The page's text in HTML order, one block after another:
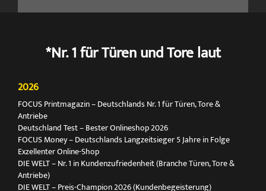
*Nr. 1 für Türen und Tore laut
2026
FOCUS Printmagazin – Deutschlands Nr. 1 für Türen, Tore &
Antriebe
Deutschland Test – Bester Onlineshop 2026
FOCUS Money – Deutschlands Langzeitsieger 5 Jahre in Folge
Exzellenter Online-Shop
DIE WELT – Nr. 1 in Kundenzufriedenheit (Branche Türen, Tore &
Antriebe)
DIE WELT – Preis-Champion 2026 (Kundenbegeisterung)